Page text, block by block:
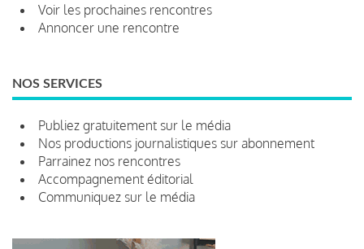
Voir les prochaines rencontres
Annoncer une rencontre
NOS SERVICES
Publiez gratuitement sur le média
Nos productions journalistiques sur abonnement
Parrainez nos rencontres
Accompagnement éditorial
Communiquez sur le média